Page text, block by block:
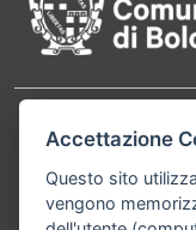
Contatti
Comune di
Bologna P.Iva
02008 02435
Accettazione
Questo sito
vengono